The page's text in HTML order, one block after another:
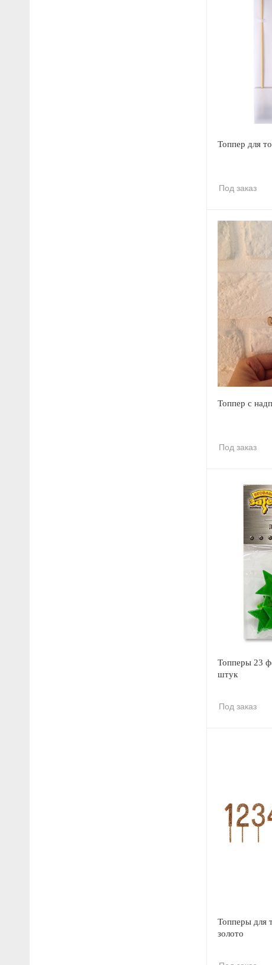
Топпер для
Под заказ
Топпер с
Под заказ
Топперы 23
штук
Под заказ
Топперы для
золото